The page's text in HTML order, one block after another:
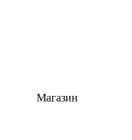
Магазин